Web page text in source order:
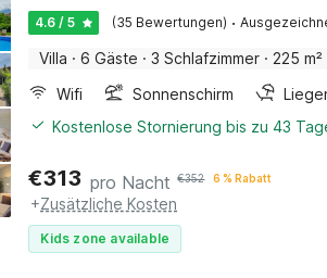
4.6 / 5 (35 Bewertungen) ·
Villa · 6 Gäste · 3 Schlafzimmer · 225
Wifi
Sonnenschirm
Kostenlose Stornierung bis zu 43
€313 pro Nacht €352 6 % Rabatt
+Zusätzliche Kosten
Kids zone available